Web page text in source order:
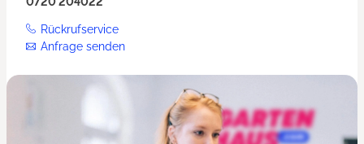
Rückrufservice
Anfrage senden